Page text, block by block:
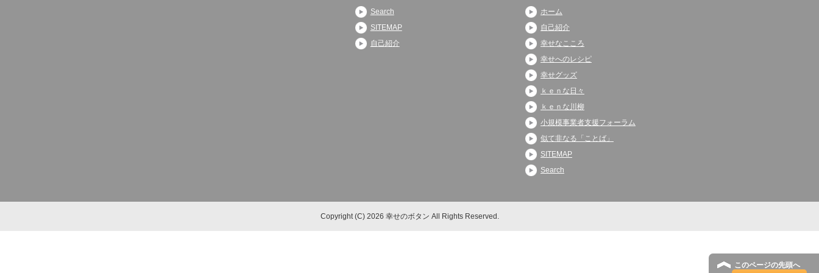
Search
SITEMAP
自己紹介
ホーム
自己紹介
幸せなこころ
幸せへのレシピ
幸せグッズ
ｋｅｎな日々
ｋｅｎな川柳
小規模事業者支援フォーラム
似て非なる「ことば」
SITEMAP
Search
Copyright (C) 2026 幸せのボタン All Rights Reserved.
このページの先頭へ